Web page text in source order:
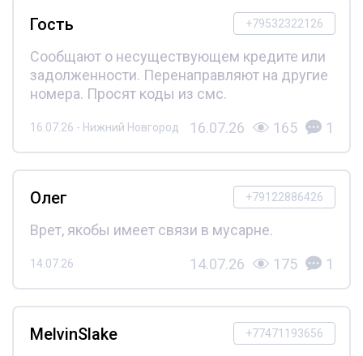
+79532322126
Гость
Сообщают о несуществующем кредите или
задолженности. Перенаправляют на другие
номера. Просят коды из смс.
16.07.26 - Нижний Новгород 16.07.26 165 1
+79122886426
Олег
Врет, якобы имеет связи в мусарне.
14.07.26 14.07.26 175 1
+77471193656
MelvinSlake